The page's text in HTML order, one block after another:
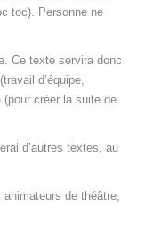
toc). Personne ne
Ce texte servira donc
d’équipe,
créer la suite de
d’autres textes, au
animateurs de théâtre,